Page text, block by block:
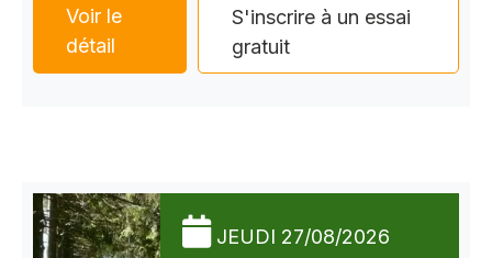
Voir le
détail
S'inscrire à un essai
gratuit
JEUDI 27/08/2026